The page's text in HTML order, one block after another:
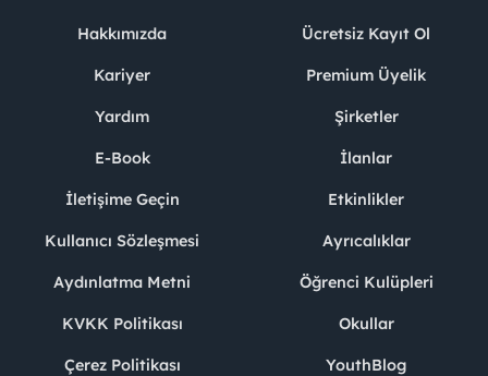
Hakkımızda
Kariyer
Yardım
E-Book
İletişime Geçin
Kullanıcı Sözleşmesi
Aydınlatma Metni
KVKK Politikası
Çerez Politikası
Ücretsiz Kayıt Ol
Premium Üyelik
Şirketler
İlanlar
Etkinlikler
Ayrıcalıklar
Öğrenci Kulüpleri
Okullar
YouthBlog